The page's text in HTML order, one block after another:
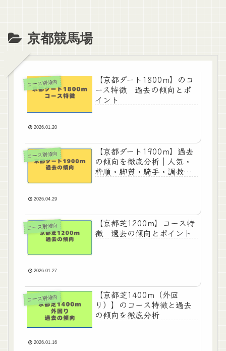
京都競馬場
コース別傾向
【京都ダート1800m】のコ
ース特徴 過去の傾向とポ
イント
2026.01.20
コース別傾向
【京都ダート1900m】過去
の傾向を徹底分析｜人気・
枠順・脚質・騎手・調教
2026.04.29
コース別傾向
【京都芝1200m】コース特
徴 過去の傾向とポイント
2026.01.27
コース別傾向
【京都芝1400m（外回
り）】のコース特徴と過去
の傾向を徹底分析
2026.01.16